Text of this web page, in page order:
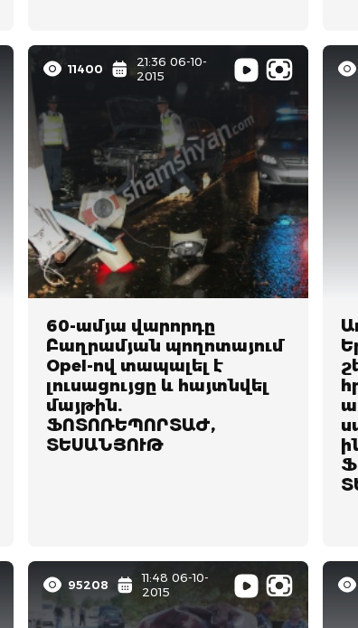
11400
21:36 06-10-
2015
60-ամյա վարորդը
Բաղրամյան պողոտայում
Opel-ով տապալել է
լուսացույցը և հայտնվել
մայթին.
ՖՈՏՈՌԵՊՈՐՏԱԺ,
ՏԵՍԱՆՅՈՒԹ
95208
11:48 06-10-
2015